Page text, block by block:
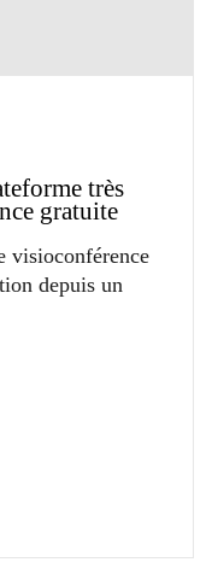
très
gratuite
visioconférence
depuis un